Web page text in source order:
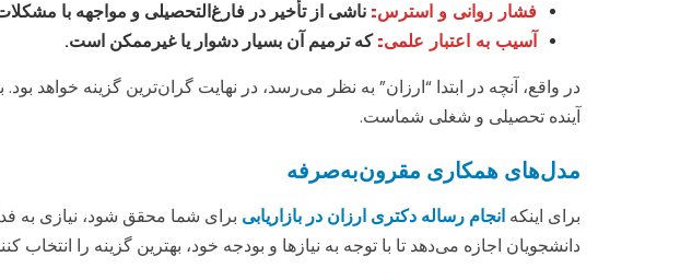
فشار روانی و استرس: ناشی از تأخیر در فارغ‌التحصیلی و مواجهه با
آسیب به اعتبار علمی: که ترمیم آن بسیار دشوار یا غیرممکن است.
در واقع، آنچه در ابتدا “ارزان” به نظر می‌رسد، در نهایت گران‌ترین گزینه خواهد
آینده تحصیلی و شغلی شماست.
مدل‌های همکاری مقرون‌به‌صرفه
برای اینکه انجام رساله دکتری ارزان در بازاریابی برای شما محقق شود، نیازی به
دانشجویان اجازه می‌دهد تا با توجه به نیازها و بودجه خود، بهترین گزینه را انتخاب